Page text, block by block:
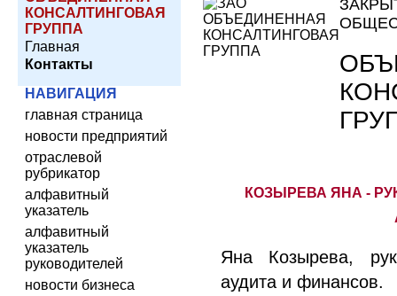
КОНСАЛТИНГОВАЯ
ГРУППА
Главная
Контакты
НАВИГАЦИЯ
главная страница
новости предприятий
отраслевой
рубрикатор
алфавитный
указатель
алфавитный
указатель
руководителей
новости бизнеса
КОЗЫРЕВА ЯНА -
Яна Козырева,
аудита и финансов.